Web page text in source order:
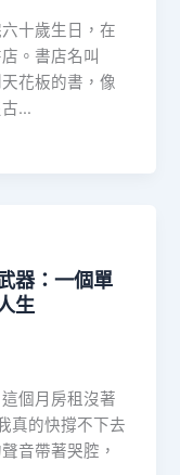
十歲生日，在
。書店名叫
花板的書，像
古…
器：一個單
生
個月房租沒著
真的快撐不下去
音帶著哭腔，